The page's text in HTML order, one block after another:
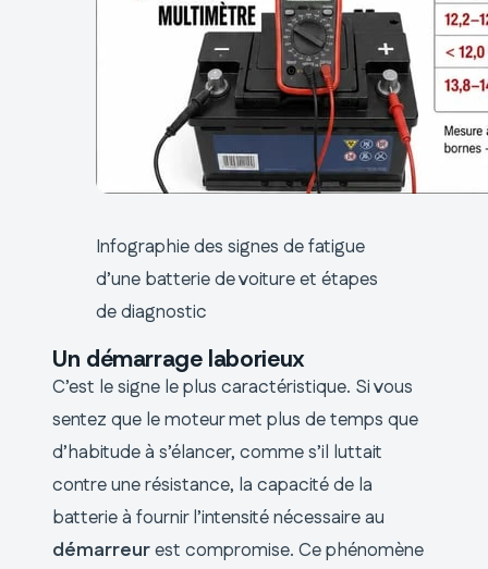
Infographie des signes de fatigue
d’une batterie de voiture et étapes
de diagnostic
Un démarrage laborieux
C’est le signe le plus caractéristique. Si vous
sentez que le moteur met plus de temps que
d’habitude à s’élancer, comme s’il luttait
contre une résistance, la capacité de la
batterie à fournir l’intensité nécessaire au
démarreurest compromise. Ce phénomène